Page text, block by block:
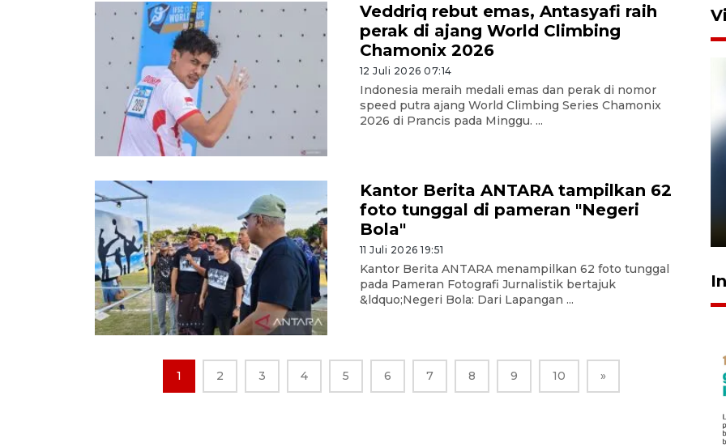
Veddriq rebut emas, Antasyafi raih
perak di ajang World Climbing
Chamonix 2026
12 Juli 2026 07:14
Indonesia meraih medali emas dan perak di nomor
speed putra ajang World Climbing Series Chamonix
2026 di Prancis pada Minggu. ...
Kantor Berita ANTARA tampilkan 62
foto tunggal di pameran "Negeri
Bola"
11 Juli 2026 19:51
Kantor Berita ANTARA menampilkan 62 foto tunggal
pada Pameran Fotografi Jurnalistik bertajuk
&ldquo;Negeri Bola: Dari Lapangan ...
1 2 3 4 5 6 7 8 9 10 »
Pelanggan Filaha Farm setia
sampai 8 tahan?